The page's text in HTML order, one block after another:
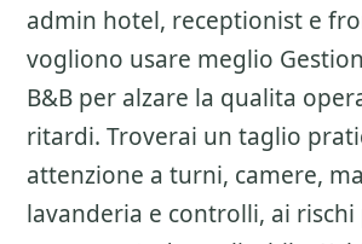
admin hotel, receptionist e
vogliono usare meglio
B&B per alzare la qualita
ritardi. Troverai un taglio
attenzione a turni, camere,
lavanderia e controlli, ai